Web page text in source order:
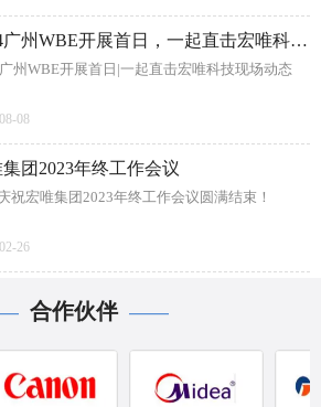
2024广州WBE开展首日，一起直击宏唯科技现场动态
州WBE开展首日|一起直击宏唯科技现场动态
08
团2023年终工作会议
祝宏唯集团2023年终工作会议圆满结束！
26
合作伙伴 ——